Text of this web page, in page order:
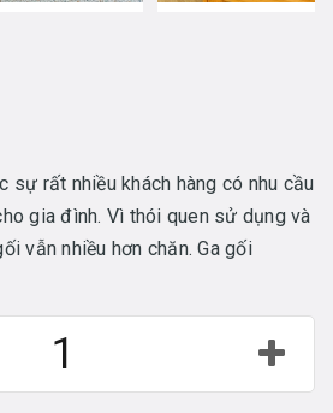
sự rất nhiều khách hàng có nhu cầu
gia đình. Vì thói quen sử dụng và
vẫn nhiều hơn chăn. Ga gối